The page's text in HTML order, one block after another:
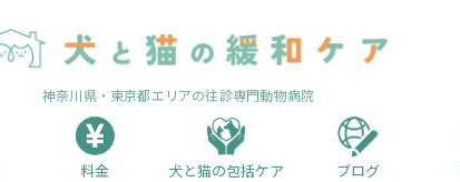
神奈川県・東京都エリアの往診専門動物病院
料金 犬と猫の包括ケア ブログ